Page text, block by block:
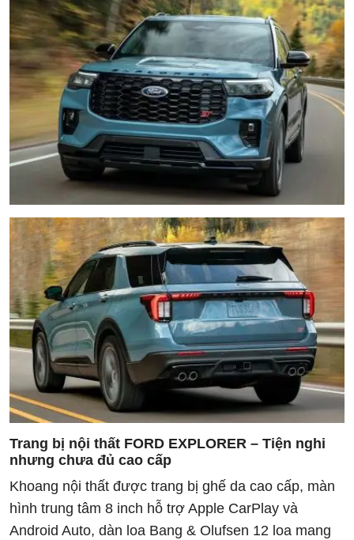
Trang bị nội thất FORD EXPLORER – Tiện nghi
nhưng chưa đủ cao cấp
Khoang nội thất được trang bị ghế da cao cấp, màn
hình trung tâm 8 inch hỗ trợ Apple CarPlay và
Android Auto, dàn loa Bang & Olufsen 12 loa mang